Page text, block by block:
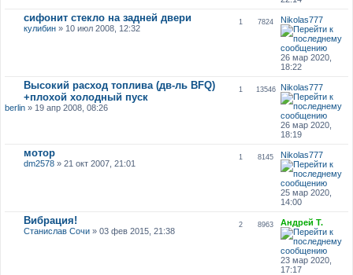
сифонит стекло на задней двери
кулибин» 10 июл 2008, 12:32
1 7824 Nikolas777
26 мар 2020,
18:22
Высокий расход топлива (дв-ль BFQ)
+плохой холодный пуск
berlin» 19 апр 2008, 08:26
1 13546 Nikolas777
26 мар 2020,
18:19
мотор
dm2578» 21 окт 2007, 21:01
1 8145 Nikolas777
25 мар 2020,
14:00
Вибрация!
Станислав Сочи» 03 фев 2015, 21:38
2 8963 Андрей Т.
23 мар 2020,
17:17